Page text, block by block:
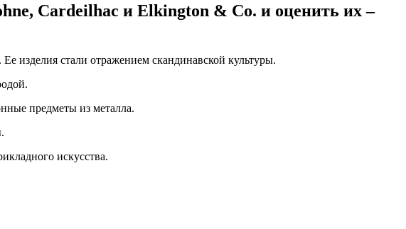
Cardeilhac и Elkington & Co. и оценить их –
изделия стали отражением скандинавской культуры.
предметы из металла.
искусства.